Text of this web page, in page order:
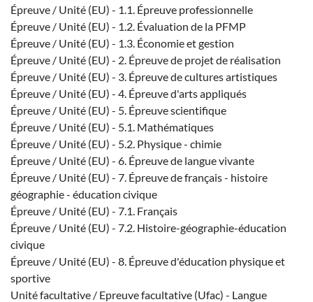
Épreuve / Unité (EU) - 1.1. Épreuve professionnelle
Épreuve / Unité (EU) - 1.2. Évaluation de la PFMP
Épreuve / Unité (EU) - 1.3. Économie et gestion
Épreuve / Unité (EU) - 2. Épreuve de projet de réalisation
Épreuve / Unité (EU) - 3. Épreuve de cultures artistiques
Épreuve / Unité (EU) - 4. Épreuve d'arts appliqués
Épreuve / Unité (EU) - 5. Épreuve scientifique
Épreuve / Unité (EU) - 5.1. Mathématiques
Épreuve / Unité (EU) - 5.2. Physique - chimie
Épreuve / Unité (EU) - 6. Épreuve de langue vivante
Épreuve / Unité (EU) - 7. Épreuve de français - histoire
géographie - éducation civique
Épreuve / Unité (EU) - 7.1. Français
Épreuve / Unité (EU) - 7.2. Histoire-géographie-éducation
civique
Épreuve / Unité (EU) - 8. Épreuve d'éducation physique et
sportive
Unité facultative / Epreuve facultative (Ufac) - Langue